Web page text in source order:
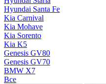
Hyundai Santa Fe
Kia Carnival
Kia Mohave
Kia Sorento
Kia K5
Genesis GV80
Genesis GV70
BMW X7
Все